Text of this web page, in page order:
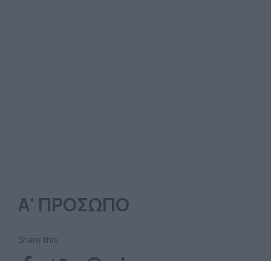
Α' ΠΡΟΣΩΠΟ
Share this